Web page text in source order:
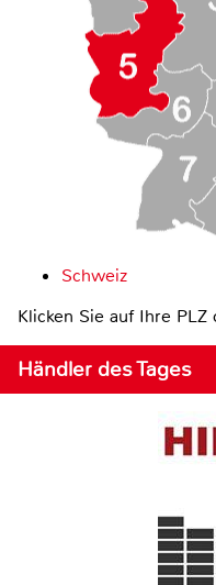
Schweiz
Klicken Sie auf Ihre
Händler des Tages